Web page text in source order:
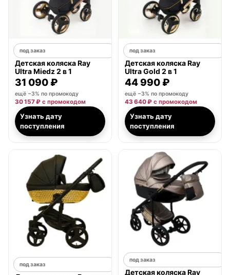
под заказ
Детская коляска Ray
Ultra Miedz 2 в 1
31 090 ₽
ещё −3% по промокоду
30 157 ₽ с промокодом
Узнать дату
поступления
под заказ
Детская коляска Ray
Ultra Gold 2 в 1
44 990 ₽
ещё −3% по промокоду
43 640 ₽ с промокодом
Узнать дату
поступления
под заказ
под заказ
Детская коляска Ray